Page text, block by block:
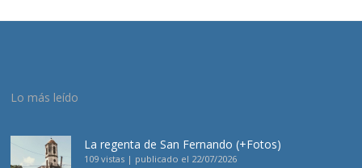
Lo más leído
La regenta de San Fernando (+Fotos)
109 vistas | publicado el 22/07/2026